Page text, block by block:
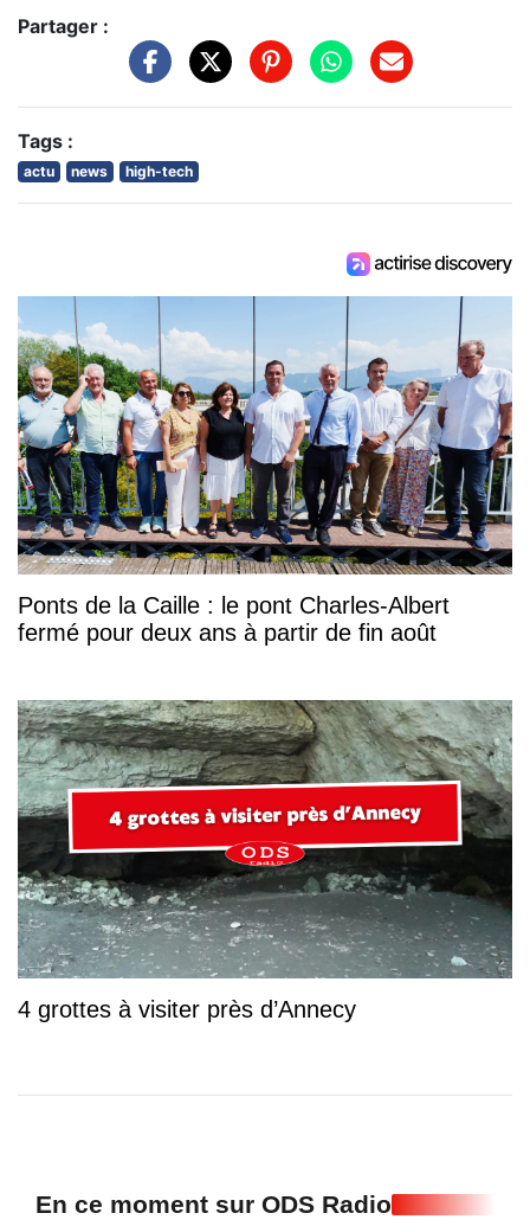
Partager :
Tags :
actu news high-tech
Ponts de la Caille : le pont Charles-Albert
fermé pour deux ans à partir de fin août
4 grottes à visiter près d’Annecy
En ce moment sur ODS Radio